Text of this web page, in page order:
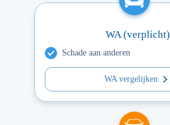
WA (verplicht)
Schade aan anderen
WA vergelijken